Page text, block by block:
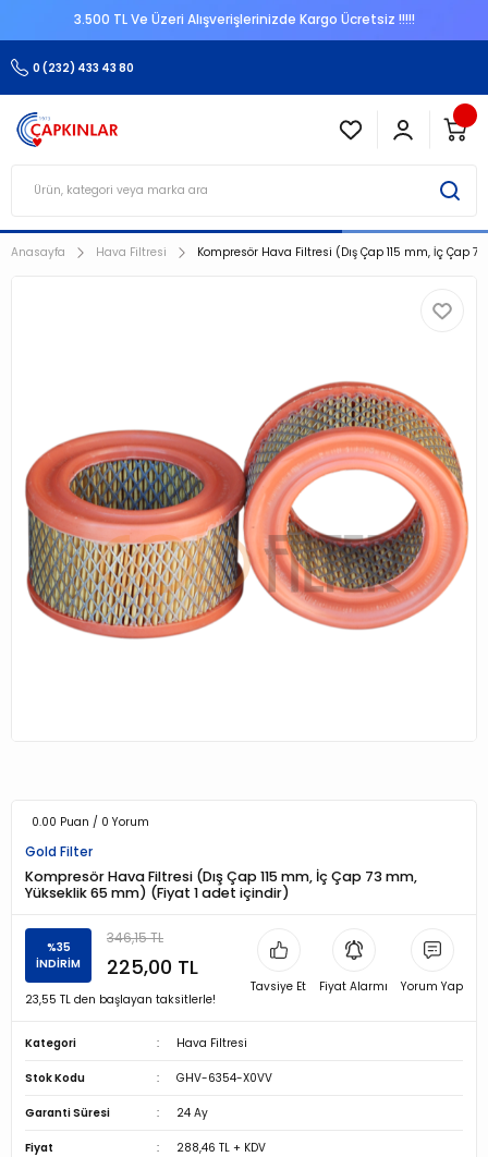
3.500 TL Ve Üzeri Alışverişlerinizde Kargo Ücretsiz !!!!!
0 (232) 433 43 80
Anasayfa Hava Filtresi Kompresör Hava Filtresi (Dış Çap 115 mm, İç
0.00 Puan / 0 Yorum
Gold Filter
Kompresör Hava Filtresi (Dış Çap 115 mm, İç Çap 73 mm,
Yükseklik 65 mm) (Fiyat 1 adet içindir)
%35
İNDİRİM
346,15 TL
225,00 TL
23,55 TL den başlayan taksitlerle!
Tavsiye Et Fiyat Alarmı Yorum Yap
Kategori Hava Filtresi
Stok Kodu GHV-6354-X0VV
Garanti Süresi 24 Ay
Fiyat 288,46 TL + KDV